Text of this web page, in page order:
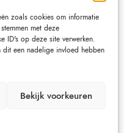
zoals cookies om informatie
met deze
ID's op deze site verwerken.
dit een nadelige invloed hebben
Bekijk voorkeuren